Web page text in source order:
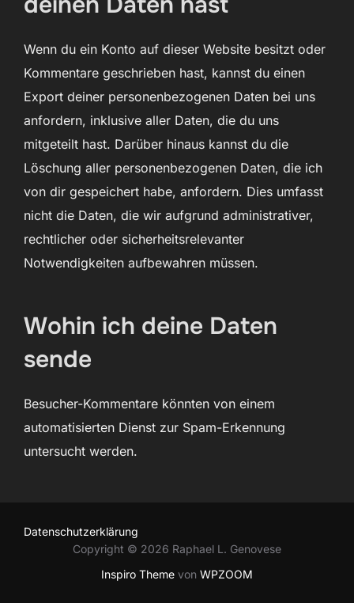
Wenn du ein Konto auf dieser Website besitzt oder
Kommentare geschrieben hast, kannst du einen
Export deiner personenbezogenen Daten bei uns
anfordern, inklusive aller Daten, die du uns
mitgeteilt hast. Darüber hinaus kannst du die
Löschung aller personenbezogenen Daten, die ich
von dir gespeichert habe, anfordern. Dies umfasst
nicht die Daten, die wir aufgrund administrativer,
rechtlicher oder sicherheitsrelevanter
Notwendigkeiten aufbewahren müssen.
Wohin ich deine Daten
sende
Besucher-Kommentare könnten von einem
automatisierten Dienst zur Spam-Erkennung
untersucht werden.
Datenschutzerklärung
Copyright © 2026 Raphael L. Genovese
Inspiro Theme von WPZOOM